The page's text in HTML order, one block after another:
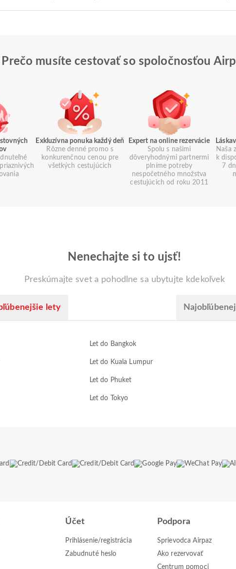
Prečo musíte cestovať so spoločnosťou
Exkluzívna ponuka každý deň
Rôzne denné promo s
konkurenčnou cenou pre
všetkých cestujúcich
Expert na online rezervácie
Spolu s našimi
dôveryhodnými partnermi
plníme potreby
nespočetného množstva
cestujúcich od roku 2011
Naša
k
7
Nenechajte si to ujsť!
Preskúmajte svet a pohodlne sa ubytujte kdekoľvek
lety
Let do Bangkok
Let do Kuala Lumpur
Let do Phuket
Let do Tokyo
Účet
Prihlásenie/registrácia
Zabudnuté heslo
Podpora
Sprievodca Airpaz
Ako rezervovať
Centrum pomoci